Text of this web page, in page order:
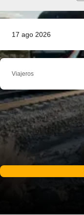
17 ago 2026
Viajeros